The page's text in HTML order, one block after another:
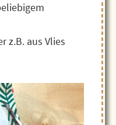
z.B. aus Vlies